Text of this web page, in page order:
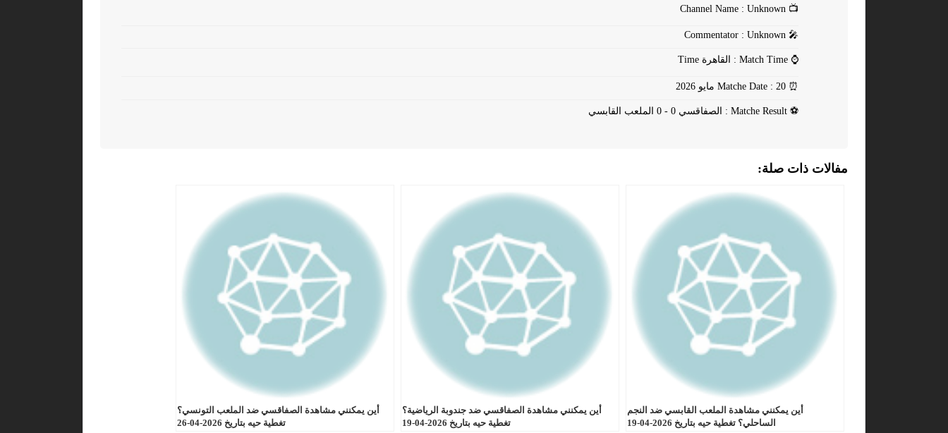
📺
🎤
⌚
⏰
⚽
مفالات ذات صلة:
أين يمكنني مشاهدة الملعب القابسي ضد النجم
الساحلي؟ تغطية حيه بتاريخ 2026-04-19
أين يمكنني مشاهدة الصفاقسي ضد جندوبة الرياضية؟
تغطية حيه بتاريخ 2026-04-19
أين يمكنني مشاهدة الصفاقسي ضد الملعب التونسي؟
تغطية حيه بتاريخ 2026-04-26